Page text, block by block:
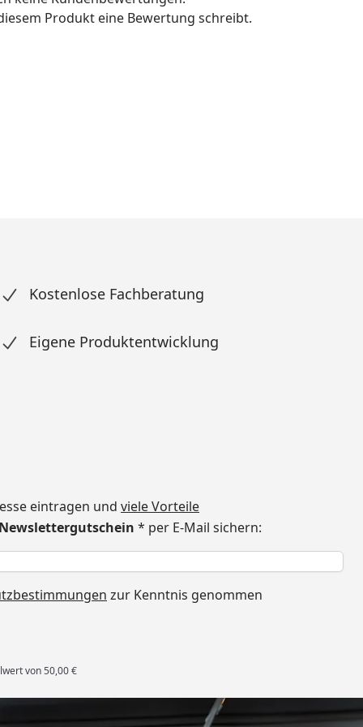
Produkt eine Bewertung schreibt.
Kostenlose Fachberatung
Eigene Produktentwicklung
eintragen und viele Vorteile
* per E-Mail sichern:
zur Kenntnis genommen
von 50,00 €